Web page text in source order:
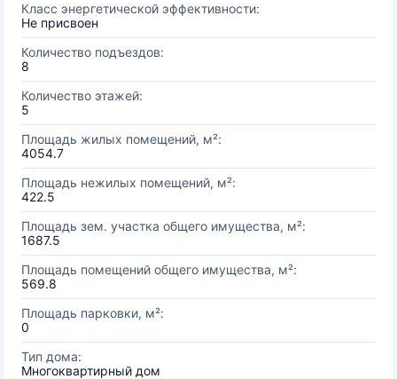
Класс энергетической эффективности:
Не присвоен
Количество подъездов:
8
Количество этажей:
5
Площадь жилых помещений, м²:
4054.7
Площадь нежилых помещений, м²:
422.5
Площадь зем. участка общего имущества, м²:
1687.5
Площадь помещений общего имущества, м²:
569.8
Площадь парковки, м²:
0
Тип дома:
Многоквартирный дом